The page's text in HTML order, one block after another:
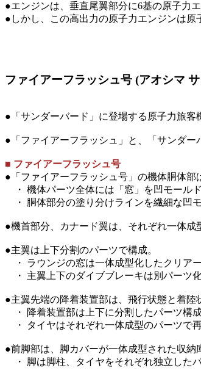
●エンジンは、垂直尾翼部分に6基の原子力
●しかし、この高出力の原子力エンジンは原
ファイアーフラッシュ号 (アオシマ
●「サンダーバード」に登場する原子力旅客
●「ファイアーフラッシュ」と、「サンダー
■ ファイアーフラッシュ号
●「ファイアーフラッシュ号」の機体胴体
・ 機体パーツ全体には「窓」を凹モールド
・ 胴体部分の塗り分けラインを繊細な凹
●機首部分、カナード翼は、それぞれ一体成
●主翼は上下分割のパーツで構成。
・ ラウンジの窓は一体成型化したクリア
・ 主翼上下のダイブブレーキは別パーツ化
●主翼先端の降着装置部は、飛行状態と着陸
・ 降着装置部は上下に分割したパーツ構成
・ タイヤはそれぞれ一体成型のパーツで再
●前脚部は、脚カバーが一体成型された収納
・ 脚は脚柱、タイヤをそれぞれ独立した